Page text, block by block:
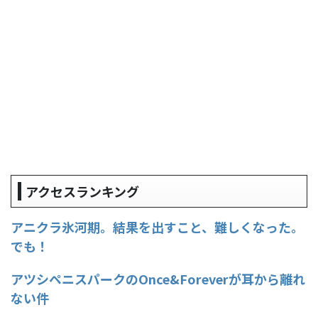
アクセスランキング
アニクラ氷河期。結果を出すこと、難しくなった。
でも！
アツシペニスパークのOnce&Foreverが耳から離れ
ない件